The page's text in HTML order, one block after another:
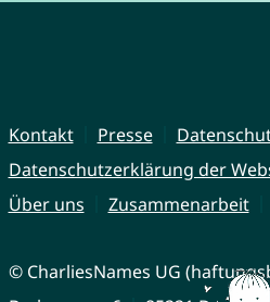
Kontakt Presse
Datenschutzerklärung der
Über uns
Zusammenarbeit
© CharliesNames UG